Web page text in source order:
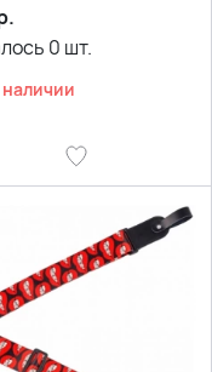
0 шт.
наличии